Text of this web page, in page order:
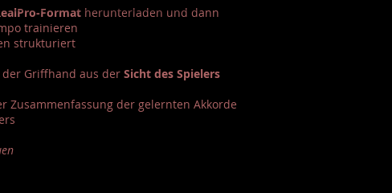
Format herunterladen und dann
trainieren
strukturiert
der Griffhand aus der Sicht des Spielers
Zusammenfassung der gelernten Akkorde